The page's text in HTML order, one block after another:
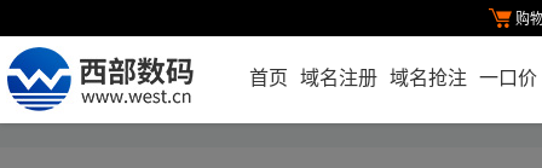
购
首页 域名注册 域名抢注 一口价